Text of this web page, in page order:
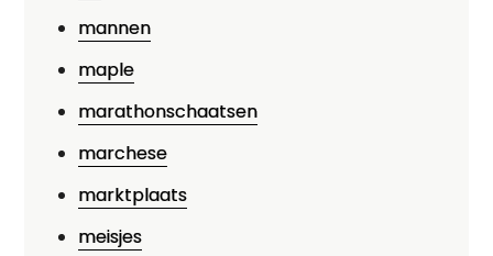
mannen
maple
marathonschaatsen
marchese
marktplaats
meisjes